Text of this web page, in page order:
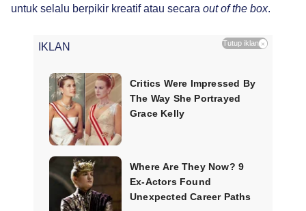
untuk selalu berpikir kreatif atau secara out of the box.
IKLAN Tutup iklan ×